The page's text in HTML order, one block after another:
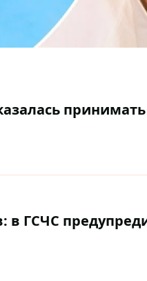
ГСЧС